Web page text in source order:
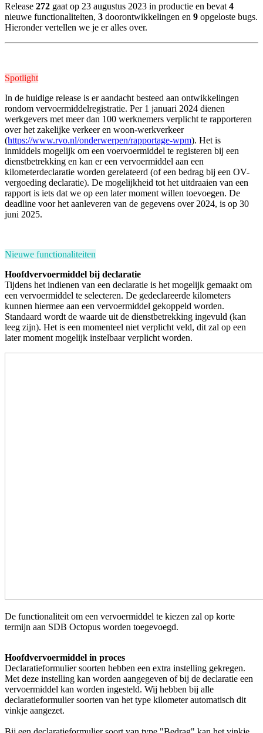
Release 272 gaat op 23 augustus 2023 in productie en bevat 4
nieuwe functionaliteiten, 3 doorontwikkelingen en 9 opgeloste bugs.
Hieronder vertellen we je er alles over.
Spotlight
In de huidige release is er aandacht besteed aan ontwikkelingen
rondom vervoermiddelregistratie. Per 1 januari 2024 dienen
werkgevers met meer dan 100 werknemers verplicht te rapporteren
over het zakelijke verkeer en woon-werkverkeer
(https://www.rvo.nl/onderwerpen/rapportage-wpm). Het is
inmiddels mogelijk om een voervoermiddel te registeren bij een
dienstbetrekking en kan er een vervoermiddel aan een
kilometerdeclaratie worden gerelateerd (of een bedrag bij een OV-
vergoeding declaratie). De mogelijkheid tot het uitdraaien van een
rapport is iets dat we op een later moment willen toevoegen. De
deadline voor het aanleveren van de gegevens over 2024, is op 30
juni 2025.
Nieuwe functionaliteiten
Hoofdvervoermiddel bij declaratie
Tijdens het indienen van een declaratie is het mogelijk gemaakt om
een vervoermiddel te selecteren. De gedeclareerde kilometers
kunnen hiermee aan een vervoermiddel gekoppeld worden.
Standaard wordt de waarde uit de dienstbetrekking ingevuld (kan
leeg zijn). Het is een momenteel niet verplicht veld, dit zal op een
later moment mogelijk instelbaar verplicht worden.
De functionaliteit om een vervoermiddel te kiezen zal op korte
termijn aan SDB Octopus worden toegevoegd.
Hoofdvervoermiddel in proces
Declaratieformulier soorten hebben een extra instelling gekregen.
Met deze instelling kan worden aangegeven of bij de declaratie een
vervoermiddel kan worden ingesteld. Wij hebben bij alle
declaratieformulier soorten van het type kilometer automatisch dit
vinkje aangezet.